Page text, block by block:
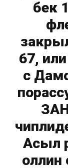
бек
67,
с
Асыл
оллин